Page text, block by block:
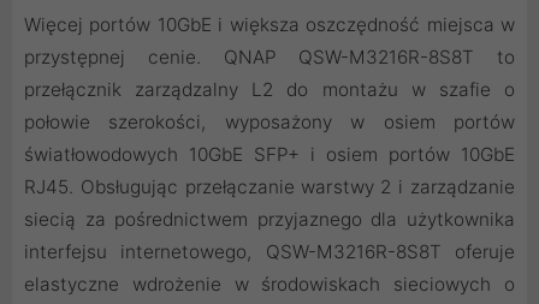
Więcej portów 10GbE i większa oszczędność miejsca w
przystępnej cenie. QNAP QSW-M3216R-8S8T to
przełącznik zarządzalny L2 do montażu w szafie o
połowie szerokości, wyposażony w osiem portów
światłowodowych 10GbE SFP+ i osiem portów 10GbE
RJ45. Obsługując przełączanie warstwy 2 i zarządzanie
siecią za pośrednictwem przyjaznego dla użytkownika
interfejsu internetowego, QSW-M3216R-8S8T oferuje
elastyczne wdrożenie w środowiskach sieciowych o